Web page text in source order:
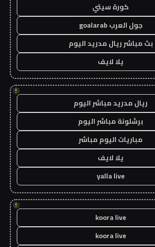
كورة سيتي
جول العرب goalarab
بث مباشر ريال مدريد اليوم
يلا لايف
!
ريال مدريد مباشر اليوم
برشلونة مباشر اليوم
مباريات اليوم مباشر
يلا لايف
yalla live
!
koora live
koora live